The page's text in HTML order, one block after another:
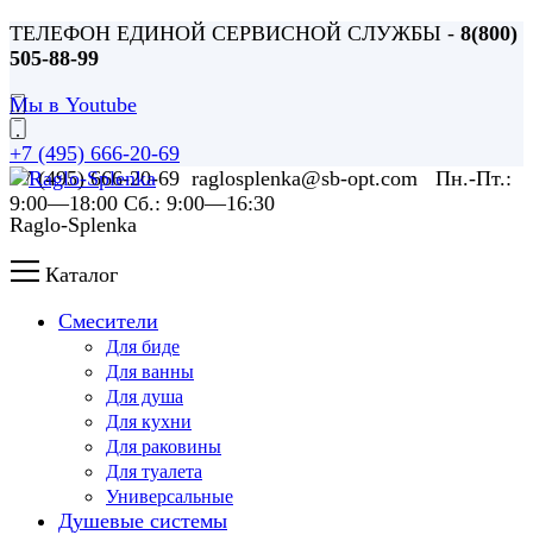
ТЕЛЕФОН ЕДИНОЙ СЕРВИСНОЙ СЛУЖБЫ - 8(800)
505-88-99
Мы в Youtube
+7 (495) 666-20-69 raglosplenka@sb-opt.com Пн.-Пт.:
9:00—18:00 Сб.: 9:00—16:30
+7 (495) 666-20-69
Raglo-Splenka
Каталог
Смесители
Для биде
Для ванны
Для душа
Для кухни
Для раковины
Для туалета
Универсальные
Душевые системы